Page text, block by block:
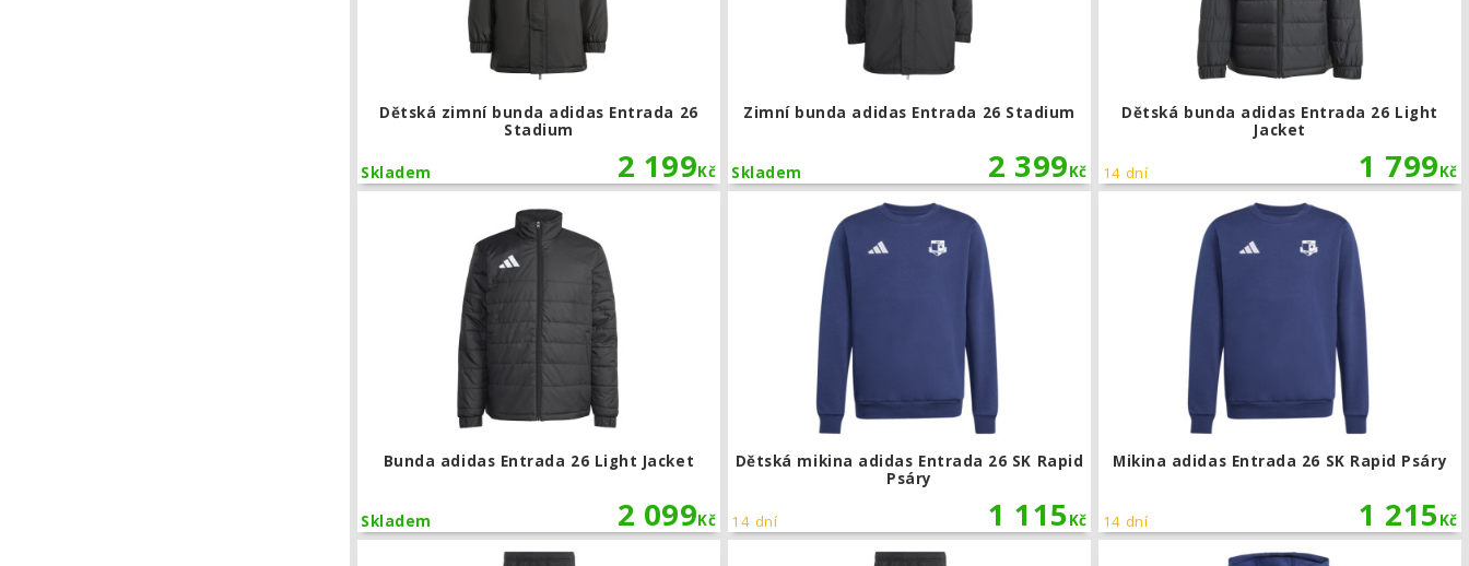
Dětská zimní bunda adidas Entrada 26
Stadium
2 199Kč
Skladem
Zimní bunda adidas Entrada 26 Stadium
2 399Kč
Skladem
Dětská bunda adidas Entrada 26 Light
Jacket
1 799Kč
14 dní
Bunda adidas Entrada 26 Light Jacket
2 099Kč
Skladem
Bunda adidas Entrada 26 Light Jacket
Dětská mikina adidas Entrada 26 SK Rapid
Psáry
1 115Kč
14 dní
Dětská mikina adidas Entrada 26 SK Rapid Psáry
Mikina adidas Entrada 26 SK Rapid Psáry
1 215Kč
14 dní
Dětské tepláky adidas Entrada 26 SK Rapid Psáry Tepláky adidas Entrada 26 SK Rapid Psáry